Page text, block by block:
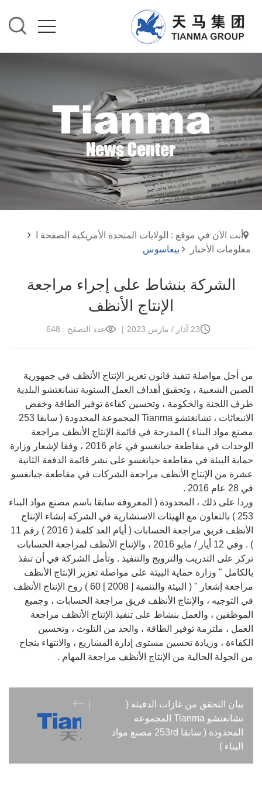
أنت الآن في موقع : الولايات المتحدة الأمريكية الصفحة ا
معلومات الأخبار
بيغاسوس
الشركة بنشاط على إجراء مراجعة
الإنتاج الأنظف
23 آذار / مارس 2023 | عدد التصفح : 648
من أجل مواصلة تنفيذ قانون تعزيز الإنتاج الأنظف في جمهورية
الصين الشعبية ، وتحقيق أهداف العمل السنوية تشانغتشو البلدية
طرف اللجنة والحكومة ، وتحسين كفاءة توفير الطاقة وخفض
الانبعاثات ، تشانغتشو Tianma المجموعة المحدودة ( سابقا 253
مصنع مواد البناء ) المدرجة في قائمة الإنتاج الأنظف مراجعة
الوحدات في مقاطعة جيانغسو في عام 2016 ، وفقا لإشعار وزارة
حماية البيئة في مقاطعة جيانغسو على نشر قائمة الدفعة الثانية
عشرة من الإنتاج الأنظف مراجعة الشركات في مقاطعة جيانغسو
في 28 عام 2016 .
وردا على ذلك ، المحدودة ( المعروفة سابقا باسم مصنع مواد البناء
253 ) بالتعاون مع الهيئات الاستشارية في الشركة إنشاء الإنتاج
الأنظف فريق مراجعة الحسابات ( أيام العد كلمة ( 2016 ) رقم 11
) . وفي 12 أيار / مايو 2016 ، والإنتاج الأنظف لمراجعة الحسابات
تركز على التدريب والترويج والتنفيذ . وتأمل الشركة في أن تنفذ
بالكامل " وزارة حماية البيئة على مواصلة تعزيز الإنتاج الأنظف
مراجعة إشعار " ( البيئة والتنمية [ 2008 ] 60 ) روح الإنتاج الأنظف
في التوجيه ، والإنتاج الأنظف فريق مراجعة الحسابات ، وجميع
الموظفين ، والعمل بنشاط على تنفيذ الإنتاج الأنظف مراجعة
العمل ، ملتزمة توفير الطاقة ، والحد من التلوث ، وتحسين
الكفاءة ، وزيادة تحسين مستوى إدارة المشاريع ، والانتهاء بنجاح
من الجولة الحالية من الإنتاج الأنظف مراجعة المهام .
بيان التحقق من غازات الدفيئة (
تشانغتشو Tianma المجموعة
المحدودة ( سابقا 253rd مصنع مواد
البناء )